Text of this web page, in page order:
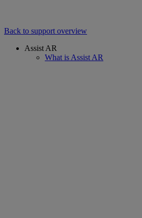
Back to support overview
Assist AR
What is Assist AR